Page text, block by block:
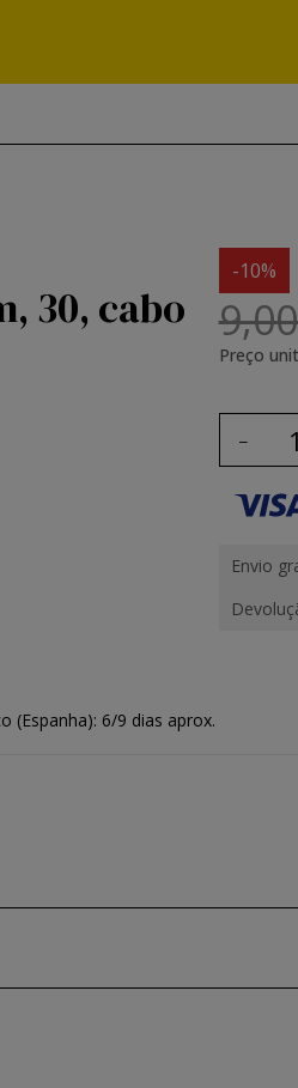
30, cabo
-10%
Preço
Envio
(Espanha): 6/9 dias aprox.